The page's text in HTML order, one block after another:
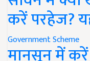
करें परहेज?
Government Scheme
मानसून में